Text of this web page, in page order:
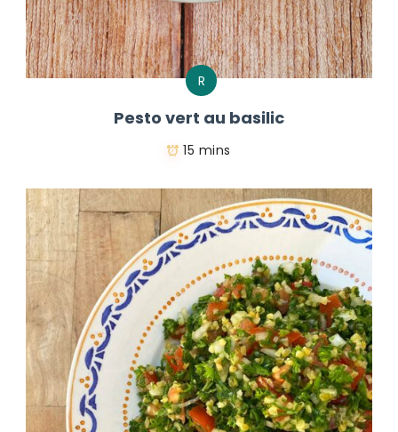
R
Pesto vert au basilic
15 mins